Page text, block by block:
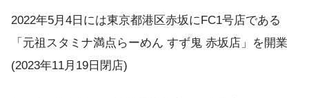
2022年5月4日には東京都港区赤坂にFC1号店である
「元祖スタミナ満点らーめん すず鬼 赤坂店」を開業
(2023年11月19日閉店)